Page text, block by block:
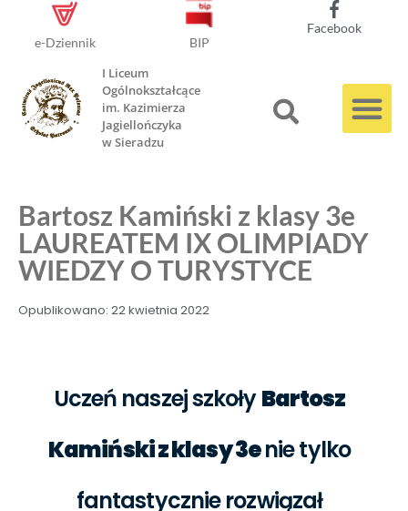
e-Dziennik BIP
Facebook
I Liceum
Ogólnokształcące
im. Kazimierza
Jagiellończyka
w Sieradzu
Bartosz Kamiński z klasy 3e
LAUREATEM IX OLIMPIADY
WIEDZY O TURYSTYCE
Opublikowano: 22 kwietnia 2022
Uczeń naszej szkołyBartosz
Kamiński z klasy 3enie tylko
fantastycznie rozwiązał